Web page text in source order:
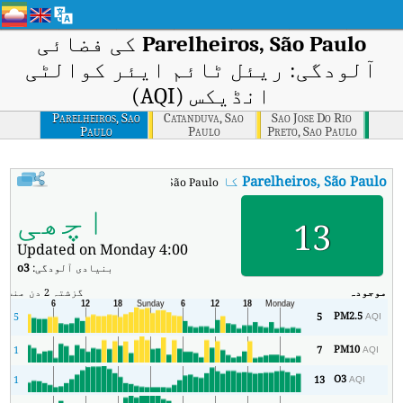
Parelheiros, São Pauloکی فضائی
آلودگی: ریئل ٹائم ایئر کوالٹی
انڈیکس (AQI)
Parelheiros, Sao
Paulo
Catanduva, Sao
Paulo
Sao Jose Do Rio
Preto, Sao Paulo
Parelheiros, São Pauloکا AQI Parelheiros, São Paulo کا ریئل ٹائم ایئر کوالٹی انڈیکس (AQI)۔
13 اچھی
Updated on Monday 4:00
بنیادی آلودگی:o3
موجودہ گزشتہ 2 دن منٹ
PM2.5AQI
5
5
PM10AQI
7
1
O3AQI
13
1